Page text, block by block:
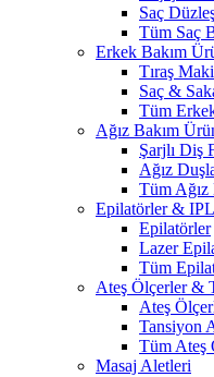
Saç
Tüm Saç
Erkek Bakım
Tıraş
Saç &
Tüm
Ağız Bakım
Şarjlı Diş
Ağız
Tüm Ağız
Epilatörler & IPL
Epilatörler
Lazer
Tüm
Ateş Ölçerler &
Ateş
Tansiyon
Tüm Ateş
Masaj Aletleri